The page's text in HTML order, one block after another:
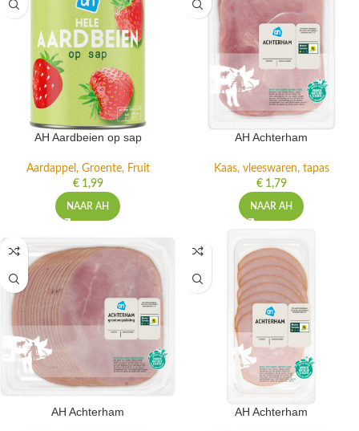
AH Aardbeien op sap
Aardappel, Groente, Fruit
€1,99
NAAR AH
AH Achterham
Kaas, vleeswaren, tapas
€1,79
NAAR AH
AH Achterham AH Achterham